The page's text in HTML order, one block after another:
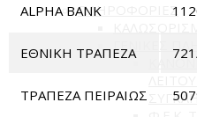
ΠΛΗΡΟΦΟΡΙΕΣ
ΓΕΝΙΚΕΣ
ALPHA BANK
ΕΘΝΙΚΗ ΤΡΑΠΕΖΑ
ΤΡΑΠΕΖΑ ΠΕΙΡΑΙΩΣ